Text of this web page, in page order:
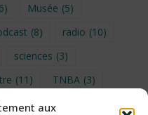
aux
Musée (5)
(8) radio (10)
sciences (3)
(11) TNBA (3)
(7) vidéo